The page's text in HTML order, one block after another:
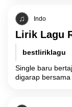
Indo
Lirik Lagu
bestliriklagu
Single baru
digarap bersama